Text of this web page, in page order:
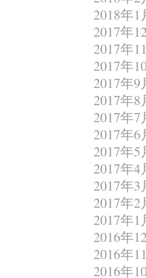
2018年1
2017年
2017年
2017年
2017年9
2017年8
2017年7
2017年6
2017年5
2017年4
2017年3
2017年2
2017年1
2016年
2016年
2016年